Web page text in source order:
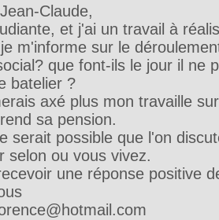
Claude,
et j'ai un travail à
m'informe sur le
que font-ils le jour il ne
batelier ?
axé plus mon travaille
sa pension.
serait possible que l'on
selon ou vous vivez.
une réponse positive